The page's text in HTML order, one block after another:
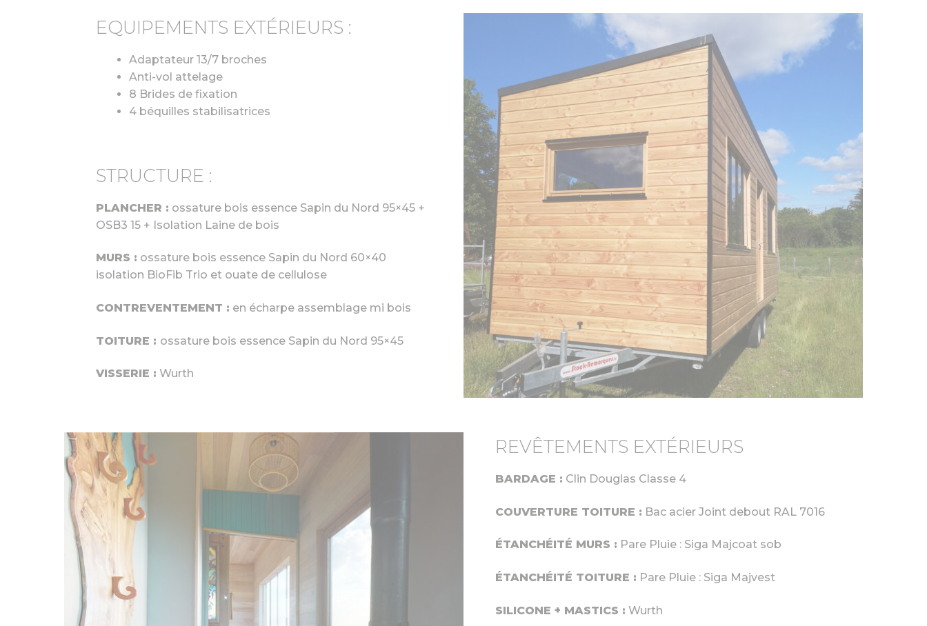
EQUIPEMENTS EXTÉRIEURS :
Adaptateur 13/7 broches
Anti-vol attelage
8 Brides de fixation
4 béquilles stabilisatrices
STRUCTURE :
PLANCHER : ossature bois essence Sapin du Nord 95×45 +
OSB3 15 + Isolation Laine de bois
MURS : ossature bois essence Sapin du Nord 60×40
isolation BioFib Trio et ouate de cellulose
CONTREVENTEMENT : en écharpe assemblage mi bois
TOITURE : ossature bois essence Sapin du Nord 95×45
VISSERIE : Wurth
REVÊTEMENTS EXTÉRIEURS
BARDAGE : Clin Douglas Classe 4
COUVERTURE TOITURE : Bac acier Joint debout RAL 7016
ÉTANCHÉITÉ MURS : Pare Pluie : Siga Majcoat sob
ÉTANCHÉITÉ TOITURE : Pare Pluie : Siga Majvest
SILICONE + MASTICS : Wurth